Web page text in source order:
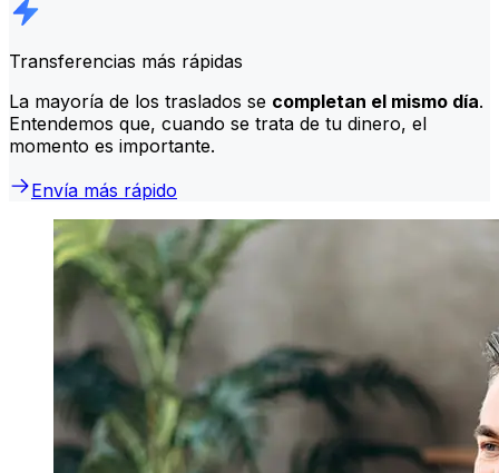
Transferencias más rápidas
La mayoría de los traslados se completan el mismo día.
Entendemos que, cuando se trata de tu dinero, el
momento es importante.
Envía más rápido